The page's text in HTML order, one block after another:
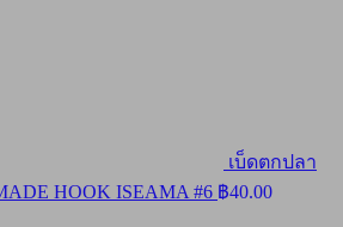
เบ็ดตกปลา
HOOK ISEAMA #6 ฿40.00